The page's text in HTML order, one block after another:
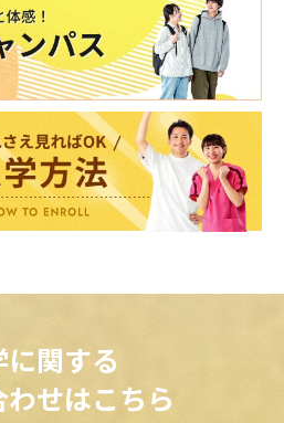
に関する
せはこちら